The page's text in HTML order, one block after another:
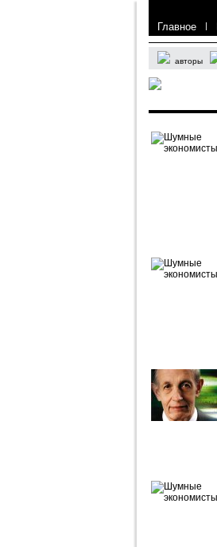
Главное |
авторы